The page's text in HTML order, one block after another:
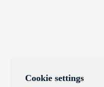
Cookie settings